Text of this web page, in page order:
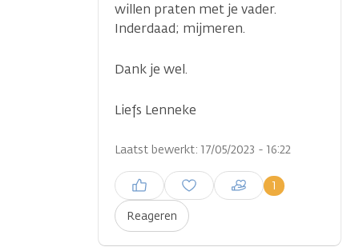
willen praten met je vader.
Inderdaad; mijmeren.
Dank je wel.
Liefs Lenneke
Laatst bewerkt: 17/05/2023 - 16:22
Reageren
1
Inloggen om een reactie te
plaatsen